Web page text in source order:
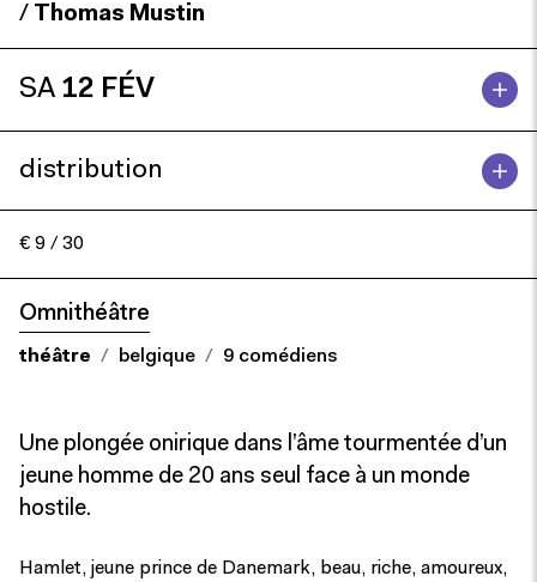
/ Thomas Mustin
SA 12 FÉV
distribution
€ 9 / 30
Omnithéâtre
théâtre belgique 9 comédiens
Une plongée onirique dans l’âme tourmentée d’un
jeune homme de 20 ans seul face à un monde
hostile.
Hamlet, jeune prince de Danemark, beau, riche, amoureux,